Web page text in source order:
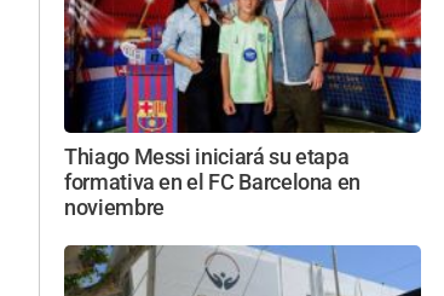
Thiago Messi iniciará su etapa
formativa en el FC Barcelona en
noviembre